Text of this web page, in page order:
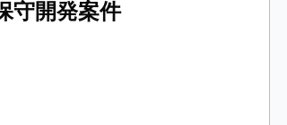
守開発案件